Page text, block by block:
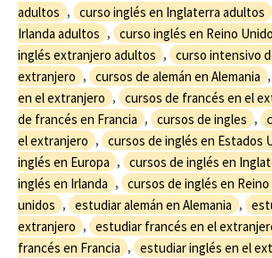
adultos , curso inglés en Inglaterra adultos
Irlanda adultos , curso inglés en Reino
inglés extranjero adultos , curso intensivo
extranjero , cursos de alemán en Alemania ,
en el extranjero , cursos de francés en el
de francés en Francia , cursos de ingles ,
el extranjero , cursos de inglés en Estados
inglés en Europa , cursos de inglés en
inglés en Irlanda , cursos de inglés en
unidos , estudiar alemán en Alemania ,
extranjero , estudiar francés en el
francés en Francia , estudiar inglés en el